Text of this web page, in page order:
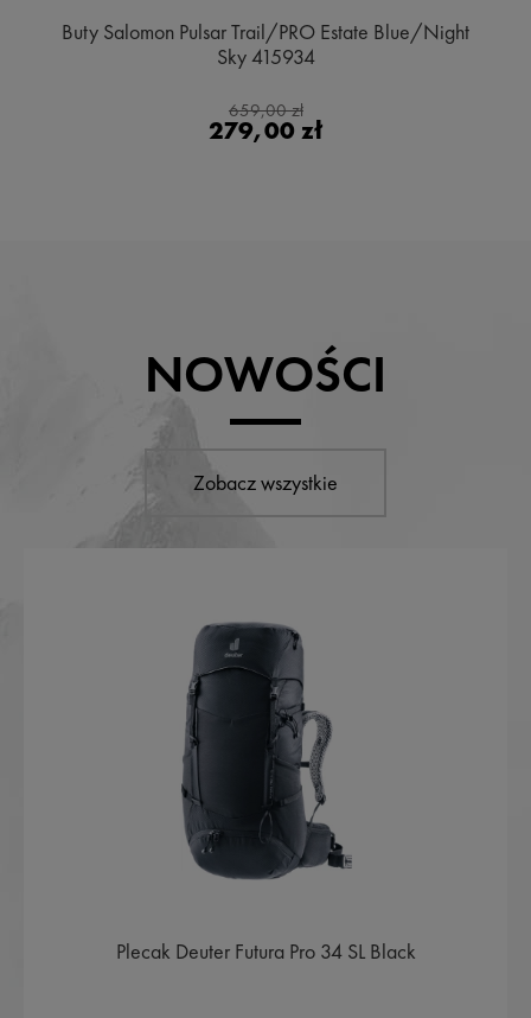
Buty Salomon Pulsar Trail/PRO Estate Blue/Night
Sky 415934
659,00 zł
279,00 zł
NOWOŚCI
Zobacz wszystkie
Plecak Deuter Futura Pro 34 SL Black